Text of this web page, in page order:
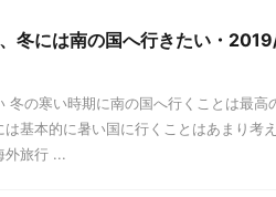
冬には南の国へ行きたい・
冬の寒い時期に南の国へ行くことは最高
基本的に暑い国に行くことはあまり考
外旅行 ...